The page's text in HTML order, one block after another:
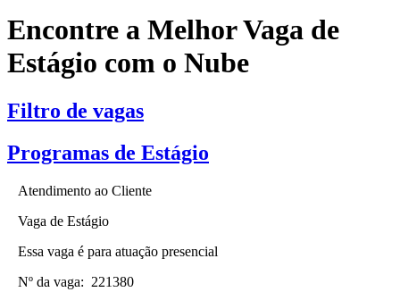
Encontre a Melhor Vaga de
Estágio com o Nube
Filtro de vagas
Programas de Estágio
Atendimento ao Cliente
Vaga de Estágio
Essa vaga é para atuação presencial
Nº da vaga: 221380